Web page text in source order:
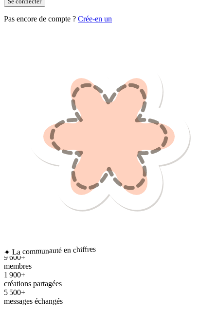
Pas encore de compte ? Crée-en un
✦ La communauté en chiffres
9 600+
membres
1 900+
créations partagées
5 500+
messages échangés